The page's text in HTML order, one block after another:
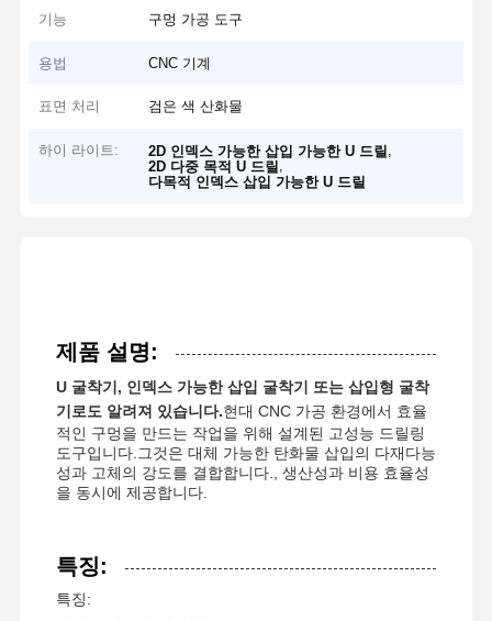
기능 구멍 가공 도구
용법 CNC 기계
표면 처리 검은 색 산화물
하이 라이트: 2D 인덱스 가능한 삽입 가능한 U 드릴
2D 다중 목적 U 드릴
다목적 인덱스 삽입 가능한 U 드릴
제품 설명:
U 굴착기, 인덱스 가능한 삽입 굴착기 또는 삽입형 굴착
기로도 알려져 있습니다.현대 CNC 가공 환경에서 효율
적인 구멍을 만드는 작업을 위해 설계된 고성능 드릴링
도구입니다.그것은 대체 가능한 탄화물 삽입의 다재다능
성과 고체의 강도를 결합합니다., 생산성과 비용 효율성
을 동시에 제공합니다.
특징:
특징: